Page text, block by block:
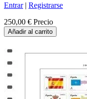
Entrar| Registrarse
250,00 € Precio
Añadir al carrito